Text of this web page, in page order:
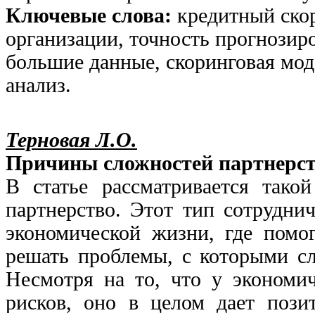
Ключевые слова: кредитный
организации, точность
большие данные, скоринговая
анализ.
Терновая Л.О.
Причины сложностей
В статье рассматривается
партнерство. Этот тип
экономической жизни, где
решать проблемы, с которыми
Несмотря на то, что у
рисков, оно в целом дает